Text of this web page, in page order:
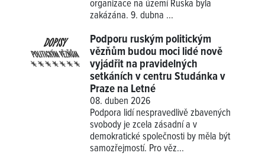
organizace na území Ruska byla
zakázána. 9. dubna ...
Podporu ruským politickým
vězňům budou moci lidé nově
vyjádřit na pravidelných
setkáních v centru Studánka v
Praze na Letné
08. duben 2026
Podpora lidí nespravedlivě zbavených
svobody je zcela zásadní a v
demokratické společnosti by měla být
samozřejmostí. Pro věz...